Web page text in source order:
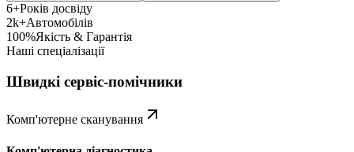
6+Років досвіду
2k+Автомобілів
100%Якість & Гарантія
Наші спеціалізації
Швидкі сервіс-помічники
Комп'ютерне сканування